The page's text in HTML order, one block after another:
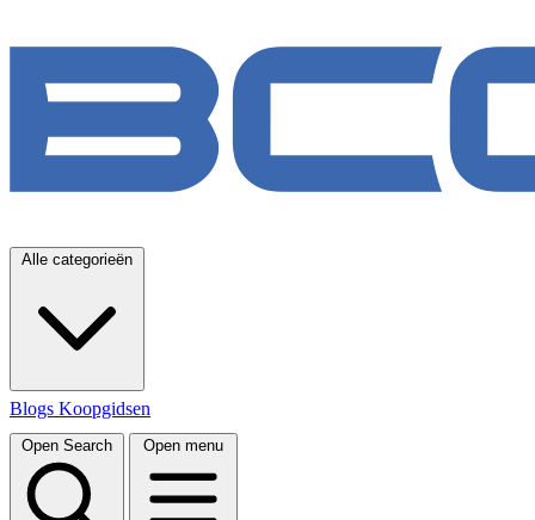
Alle categorieën
Blogs Koopgidsen
Open Search Open menu